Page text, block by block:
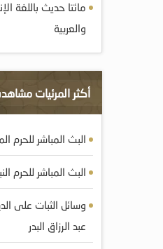
مائتا حديث باللغة
والعربية
أكثر المرئيات
البث المباشر للحرم
البث المباشر للحرم
وسائل الثبات على
عبد الرزاق البدر